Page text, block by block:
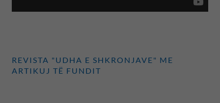
REVISTA "UDHA E SHKRONJAVE" ME
ARTIKUJ TË FUNDIT